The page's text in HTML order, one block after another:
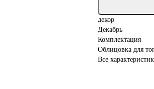
декор
Декабрь
Комплектация
Облицовка для
Все